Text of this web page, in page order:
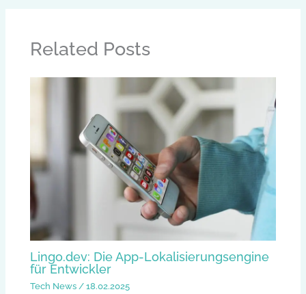
Related Posts
Lingo.dev: Die App-Lokalisierungsengine
für Entwickler
Tech News /18.02.2025